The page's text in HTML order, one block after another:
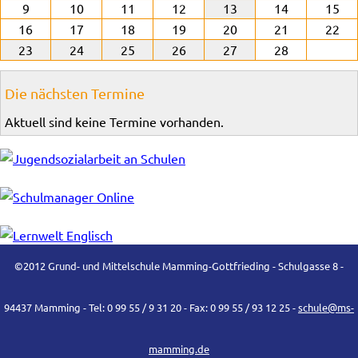
9
10 11 12 13 14
15
16
17 18 19 20 21
22
23
24 25 26 27 28
Die nächsten Termine
Aktuell sind keine Termine vorhanden.
©2012 Grund- und Mittelschule Mamming-Gottfrieding - Schulgasse 8 -
94437 Mamming - Tel: 0 99 55 / 9 31 20 - Fax: 0 99 55 / 93 12 25 -schule@ms-
mamming.de